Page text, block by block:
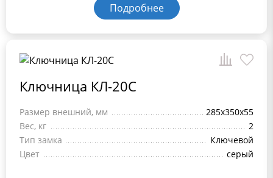
Подробнее
Ключница КЛ-20C
Размер внешний, мм
285x350x55
Вес, кг
2
Тип замка
Ключевой
Цвет
серый